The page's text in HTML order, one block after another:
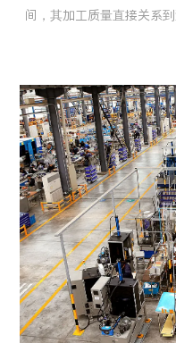
间，其加工质量直接关系